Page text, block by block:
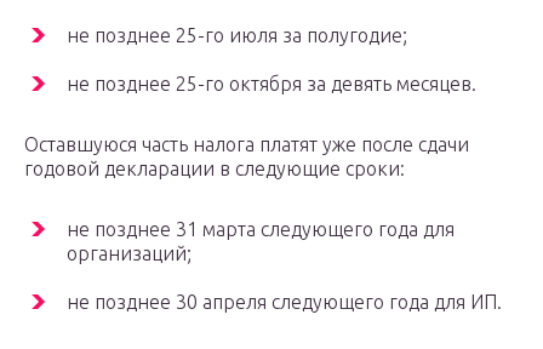
не позднее 25-го июля за полугодие;
не позднее 25-го октября за девять месяцев.
Оставшуюся часть налога платят уже после сдачи
годовой декларации в следующие сроки:
не позднее 31 марта следующего года для
организаций;
не позднее 30 апреля следующего года для ИП.